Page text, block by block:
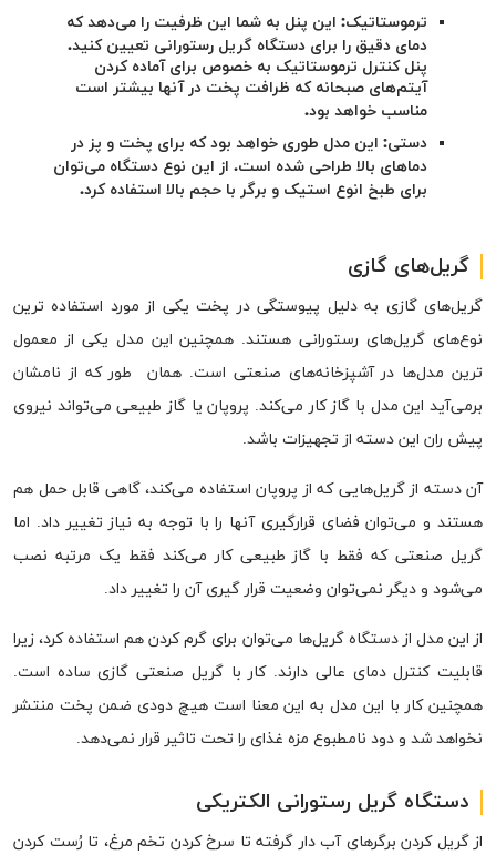
ترموستاتیک: این پنل به شما این ظرفیت را می‌دهد که
دمای دقیق را برای دستگاه گریل رستورانی تعیین کنید.
پنل کنترل ترموستاتیک به خصوص برای آماده کردن
آیتم‌های صبحانه که ظرافت پخت در آنها بیشتر است
مناسب خواهد بود.
دستی: این مدل طوری خواهد بود که برای پخت و پز در
دماهای بالا طراحی شده است. از این نوع دستگاه می‌توان
برای طبخ انوع استیک و برگر با حجم بالا استفاده کرد.
گریل‌های گازی
گریل‌های گازی به دلیل پیوستگی در پخت یکی از مورد استفاده ترین
نوع‌های گریل‌های رستورانی هستند. همچنین این مدل یکی از معمول
ترین مدل‌ها در آشپزخانه‌های صنعتی است. همان طور که از نامشان
برمی‌آید این مدل با گاز کار می‌کند. پروپان یا گاز طبیعی می‌تواند نیروی
پیش ران این دسته از تجهیزات باشد.
آن دسته از گریل‌هایی که از پروپان استفاده می‌کند، گاهی قابل حمل هم
هستند و می‌توان فضای قرارگیری آنها را با توجه به نیاز تغییر داد. اما
گریل صنعتی که فقط با گاز طبیعی کار می‌کند فقط یک مرتبه نصب
می‌شود و دیگر نمی‌توان وضعیت قرار گیری آن را تغییر داد.
از این مدل از دستگاه گریل‌ها می‌توان برای گرم کردن هم استفاده کرد، زیرا
قابلیت کنترل دمای عالی دارند. کار با گریل صنعتی گازی ساده است.
همچنین کار با این مدل به این معنا است هیچ دودی ضمن پخت منتشر
نخواهد شد و دود نامطبوع مزه غذای را تحت تاثیر قرار نمی‌دهد.
دستگاه گریل رستورانی الکتریکی
از گریل کردن برگرهای آب دار گرفته تا سرخ کردن تخم مرغ، تا رُست کردن